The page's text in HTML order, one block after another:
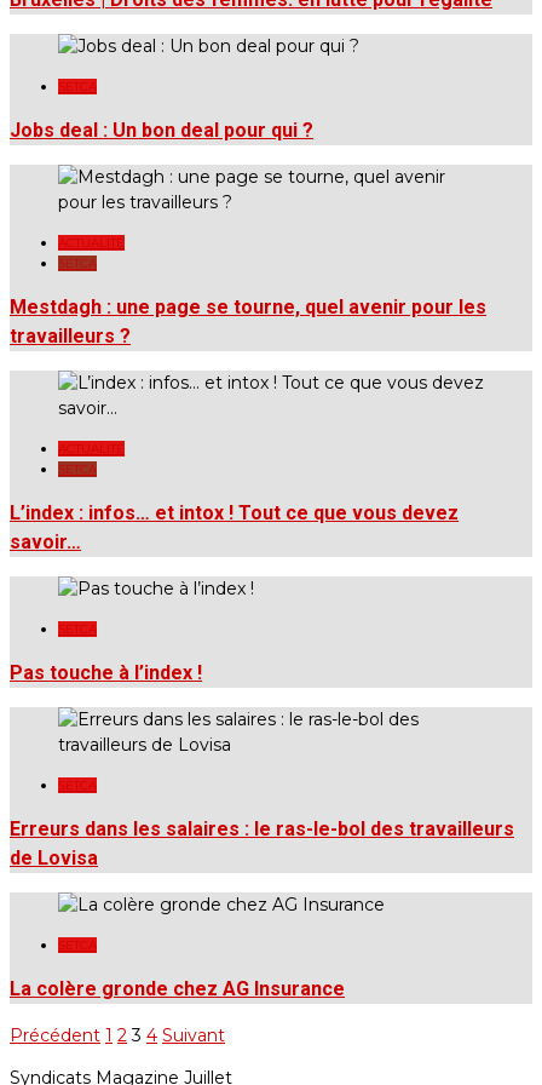
Jobs deal : Un bon deal pour qui ?
SETCA
Mestdagh : une page se tourne, quel avenir pour les
travailleurs ?
SETCA
L’index : infos… et intox ! Tout ce que vous devez
savoir…
Pas touche à l’index !
Erreurs dans les salaires : le ras-le-bol des travailleurs
de Lovisa
La colère gronde chez AG Insurance
Pagination
des
Précédent 1 2 3 4 Suivant
Syndicats Magazine Juillet